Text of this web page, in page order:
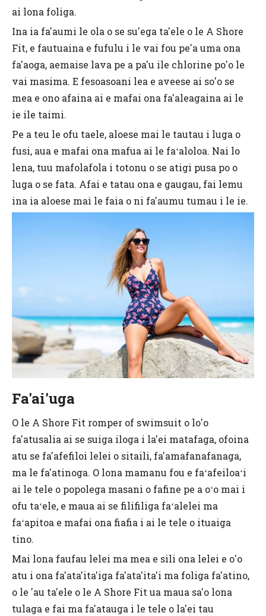
ai lona foliga.
Ina ia fa'aumi le ola o se su'ega ta'ele o le A Shore
Fit, e fautuaina e fufulu i le vai fou pe'a uma ona
fa'aoga, aemaise lava pe a pa'u ile chlorine po'o le
vai masima. E fesoasoani lea e aveese ai so'o se
mea e ono afaina ai e mafai ona fa'aleagaina ai le
ie ile taimi.
Pe a teu le ofu taele, aloese mai le tautau i luga o
fusi, aua e mafai ona mafua ai le faʻaloloa. Nai lo
lena, tuu mafolafola i totonu o se atigi pusa po o
luga o se fata. Afai e tatau ona e gaugau, fai lemu
ina ia aloese mai le faia o ni fa'aumu tumau i le ie.
Fa'ai'uga
O le A Shore Fit romper of swimsuit o lo'o
fa'atusalia ai se suiga iloga i la'ei matafaga, ofoina
atu se fa'afefiloi lelei o sitaili, fa'amafanafanaga,
ma le fa'atinoga. O lona mamanu fou e faʻafeiloaʻi
ai le tele o popolega masani o fafine pe a oʻo mai i
ofu taʻele, e maua ai se filifiliga faʻalelei ma
faʻapitoa e mafai ona fiafia i ai le tele o ituaiga
tino.
Mai lona faufau lelei ma mea e sili ona lelei e o'o
atu i ona fa'ata'ita'iga fa'ata'ita'i ma foliga fa'atino,
o le 'au ta'ele o le A Shore Fit ua maua sa'o lona
tulaga e fai ma fa'atauga i le tele o la'ei tau